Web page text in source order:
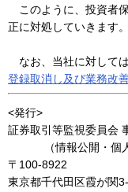
このように、投資者
正に対処していきます。
なお、当社に対して
登録取消し及び業務改
<発行>
証券取引等監視委員会
（情報公開・個人
〒100-8922
東京都千代田区霞が関